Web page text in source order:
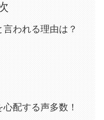
われる理由は？
配する声多数！